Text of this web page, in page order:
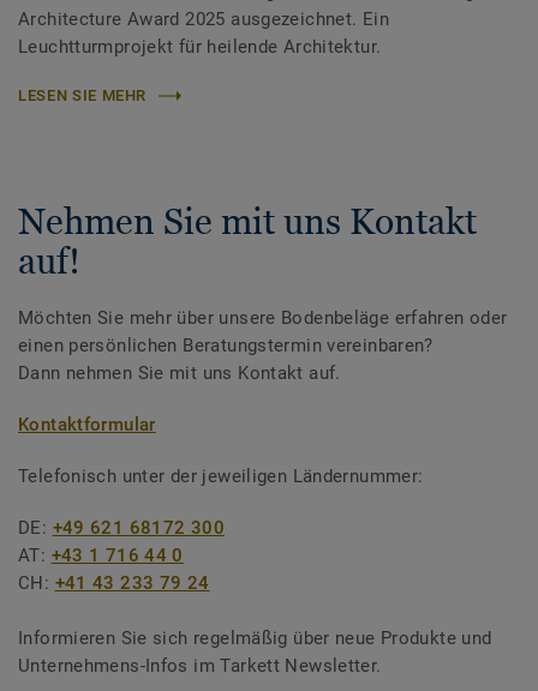
Architecture Award 2025 ausgezeichnet. Ein
Leuchtturmprojekt für heilende Architektur.
LESEN SIE MEHR
Nehmen Sie mit uns Kontakt
auf!
Möchten Sie mehr über unsere Bodenbeläge erfahren oder
einen persönlichen Beratungstermin vereinbaren?
Dann nehmen Sie mit uns Kontakt auf.
Kontaktformular
Telefonisch unter der jeweiligen Ländernummer:
DE: +49 621 68172 300
AT: +43 1 716 44 0
CH: +41 43 233 79 24
Informieren Sie sich regelmäßig über neue Produkte und
Unternehmens-Infos im Tarkett Newsletter.